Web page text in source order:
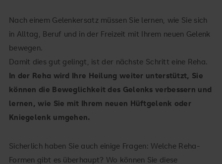
Nach einem Gelenkersatz müssen Sie lernen, wie Sie sich
in Alltag, Beruf und in der Freizeit mit Ihrem neuen Gelenk
bewegen.
Damit dies gut gelingt, ist der nächste Schritt eine Reha.
In der Reha wird Ihre Heilung weiter unterstützt, Sie
können die Beweglichkeit des Gelenks verbessern und
lernen, wie Sie mit Ihrem neuen Hüftgelenk oder
Kniegelenk umgehen.
Sicherlich haben Sie auch einige Fragen: Welche Reha-
Formen gibt es überhaupt? Wo können Sie diese